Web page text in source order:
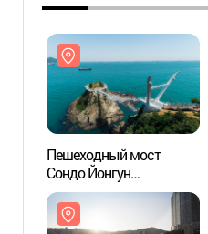
Пешеходный мост
Сондо Йонгун
(송도용궁구름다리)